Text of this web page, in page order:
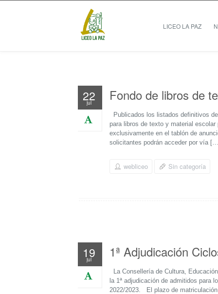
LICEO LA PAZ
22
jul Fondo de libros de
Publicados los listados definitivos
para libros de texto y material
exclusivamente en el tablón de
solicitantes podrán acceder por vía
webliceo Sin categoría
19
jul 1ª Adjudicación
La Consellería de Cultura,
la 1ª adjudicación de admitidos para
2022/2023. El plazo de